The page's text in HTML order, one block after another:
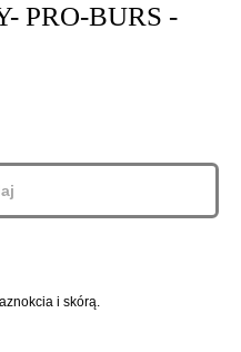
PRO-BURS -
i skórą.